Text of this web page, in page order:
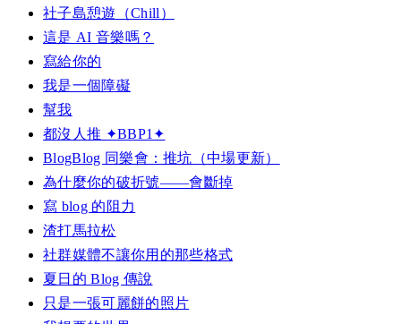
社子島憩遊（Chill）
這是 AI 音樂嗎？
寫給你的
我是一個障礙
幫我
都沒人推 ✦BBP1✦
BlogBlog 同樂會：推坑（中場更新）
為什麼你的破折號——會斷掉
寫 blog 的阻力
渣打馬拉松
社群媒體不讓你用的那些格式
夏日的 Blog 傳說
只是一張可麗餅的照片